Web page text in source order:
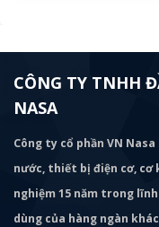
CÔNG TY TNHH
NASA
Công ty cổ phần VN
nước, thiết bị điện cơ, cơ
nghiệm 15 năm trong
dùng của hàng ngàn